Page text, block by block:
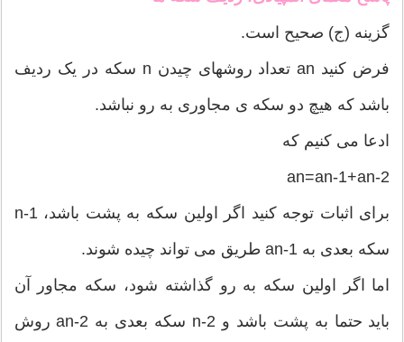
گزینه (ج) صحیح است.
فرض کنید an تعداد روشهای چیدن n سکه در یک ردیف
باشد که هیچ دو سکه ی مجاوری به رو نباشد.
ادعا می کنیم که
an=an-1+an-2
برای اثبات توجه کنید اگر اولین سکه به پشت باشد، n-1
سکه بعدی به an-1 طریق می تواند چیده شوند.
اما اگر اولین سکه به رو گذاشته شود، سکه مجاور آن
باید حتما به پشت باشد و n-2 سکه بعدی به an-2 روش